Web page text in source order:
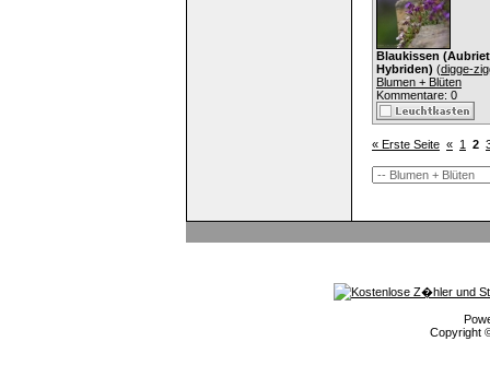
Blaukissen
Hybriden) (digge-
Blumen + Blüten
Kommentare: 0
« Erste Seite « 1 2
Copyright